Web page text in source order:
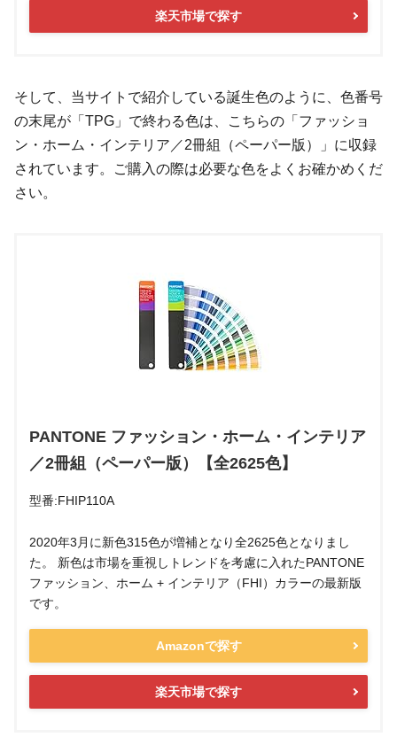
楽天市場で探す
そして、当サイトで紹介している誕生色のように、色番号
の末尾が「TPG」で終わる色は、こちらの「ファッショ
ン・ホーム・インテリア／2冊組（ペーパー版）」に収録
されています。ご購入の際は必要な色をよくお確かめくだ
さい。
PANTONE ファッション・ホーム・インテリア
／2冊組（ペーパー版）【全2625色】
型番:FHIP110A
2020年3月に新色315色が増補となり全2625色となりまし
た。 新色は市場を重視しトレンドを考慮に入れたPANTONE
ファッション、ホーム + インテリア（FHI）カラーの最新版
です。
Amazonで探す
楽天市場で探す